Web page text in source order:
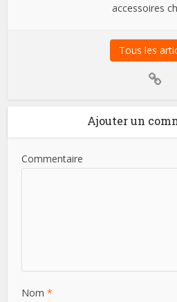
accessoires
Tous les
Ajouter un
Commentaire
Nom*